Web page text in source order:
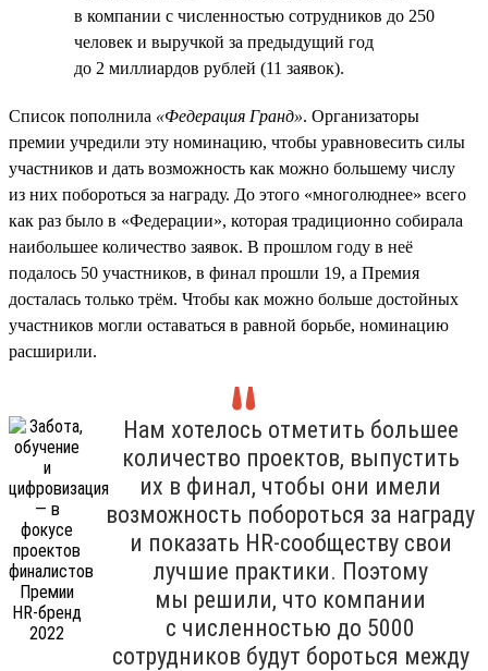
в компании с численностью сотрудников до 250
человек и выручкой за предыдущий год
до 2 миллиардов рублей (11 заявок).
Список пополнила «Федерация Гранд». Организаторы
премии учредили эту номинацию, чтобы уравновесить силы
участников и дать возможность как можно большему числу
из них побороться за награду. До этого «многолюднее» всего
как раз было в «Федерации», которая традиционно собирала
наибольшее количество заявок. В прошлом году в неё
подалось 50 участников, в финал прошли 19, а Премия
досталась только трём. Чтобы как можно больше достойных
участников могли оставаться в равной борьбе, номинацию
расширили.
Нам хотелось отметить большее
количество проектов, выпустить
их в финал, чтобы они имели
возможность побороться за награду
и показать HR-сообществу свои
лучшие практики. Поэтому
мы решили, что компании
с численностью до 5000
сотрудников будут бороться между